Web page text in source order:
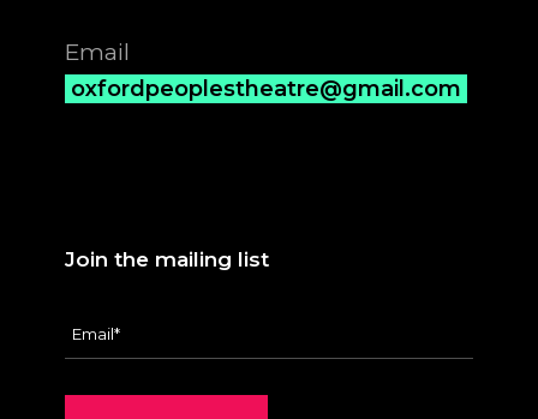
Email
oxfordpeoplestheatre@gmail.com
Join the mailing list